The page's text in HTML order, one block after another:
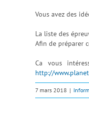
Vous avez des
La liste des
Afin de préparer
Ca vous
http://
7 mars 2018 |